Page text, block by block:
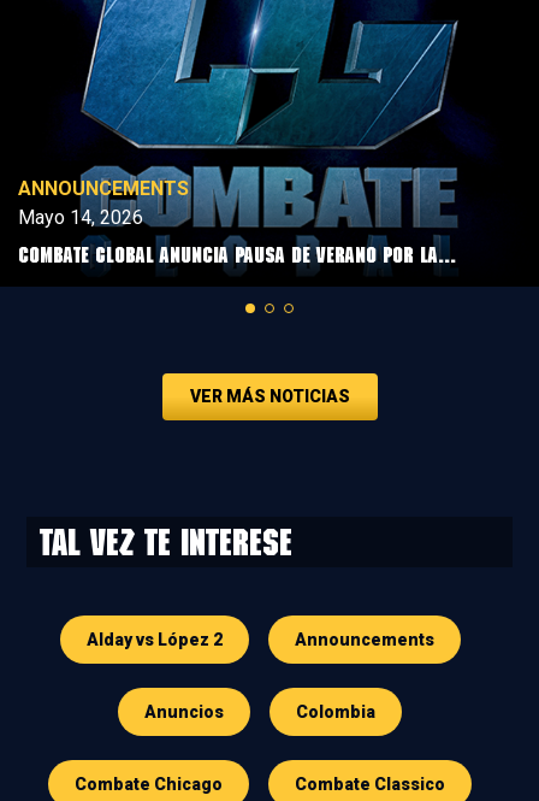
ANNOUNCEMENTS
Mayo 14, 2026
COMBATE GLOBAL ANUNCIA PAUSA DE VERANO POR LA...
VER MÁS NOTICIAS
Tal vez te interese
Alday vs López 2 Announcements
Anuncios Colombia
Combate Chicago Combate Classico